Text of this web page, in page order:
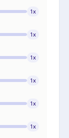
1x
1x
1x
1x
1x
1x